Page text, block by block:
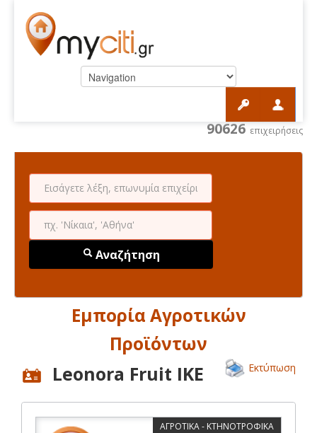
90626 επιχειρήσεις
Αναζήτηση
Εμπορία Αγροτικών
Προϊόντων
Leonora Fruit IKE Εκτύπωση
ΑΓΡΟΤΙΚΑ - ΚΤΗΝΟΤΡΟΦΙΚΑ